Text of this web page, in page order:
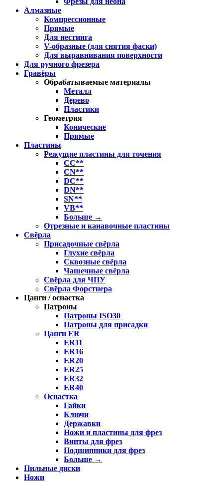
Алмазные
Компрессионные
Прямые
Для нестинга
V-образные (для снятия фаски)
Для выравнивания поверхности
Для ручного фрезера
Гравёры
Обрабатываемые материалы
Металл
Дерево
Пластики
Геометрия
Конические
Прямые
Пластины
Режущие пластины для точения
CC**
CN**
DC**
DN**
SN**
VB**
Больше →
Отрезные и канавочные пластины
Свёрла
Присадочные свёрла
Глухие свёрла
Сквозные свёрла
Чашечные свёрла
Свёрла для ЧПУ
Свёрла Форстнера
Цанги / оснастка
Патроны
Патроны ISO30
Патроны для присадки
Цанги ER
ER11
ER16
ER20
ER25
ER32
ER40
Оснастка
Гайки
Ключи
Державки
Ножи и пластины для фрез
Винты для фрез
Подшипники для фрез
Больше →
Пильные диски
Ножи